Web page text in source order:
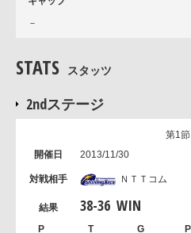
－
STATS スタッツ
2ndステージ
第1節
2013/11/30
ＮＴＴコム
38-36 WIN